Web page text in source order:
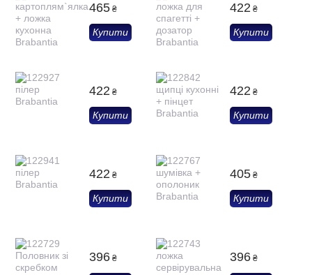
465 ₴
Купити
422 ₴
Купити
422 ₴
Купити
422 ₴
Купити
422 ₴
Купити
405 ₴
Купити
396 ₴ 396 ₴